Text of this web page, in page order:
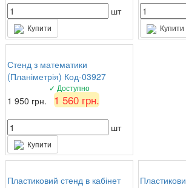
шт
Купити Купити
Стенд з математики
(Планіметрія) Код-03927
✓ Доступно
1 950 грн. 1 560 грн.
шт
Купити
Пластиковий стенд в кабінет